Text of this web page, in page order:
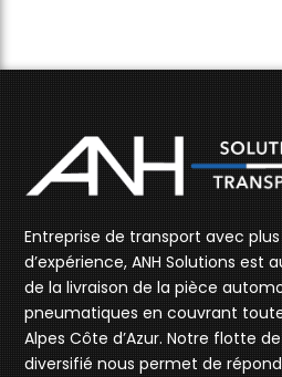
Entreprise de transport avec
d’expérience, ANH Solutions est
de la livraison de la pièce
pneumatiques en couvrant
Alpes Côte d’Azur. Notre flotte
diversifié nous permet de